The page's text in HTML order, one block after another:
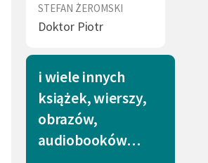
STEFAN ŻEROMSKI
Doktor Piotr
i wiele innych
książek, wierszy,
obrazów,
audiobooków…